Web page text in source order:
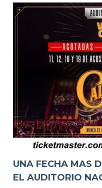
UNA FECHA MAS
EL AUDITORIO